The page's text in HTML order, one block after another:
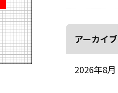
アーカイブ
2026年8月